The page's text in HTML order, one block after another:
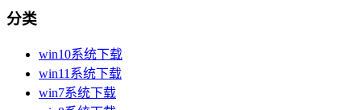
分类
win10系统下载
win11系统下载
win7系统下载